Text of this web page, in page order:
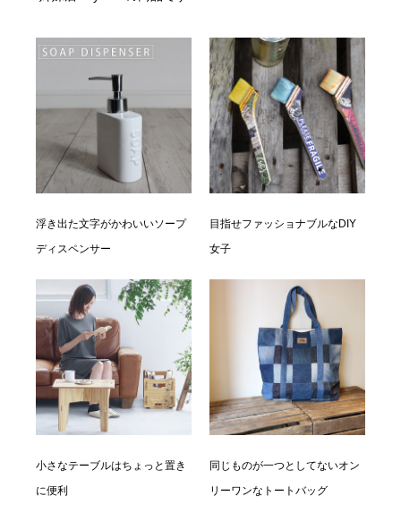
浮き出た文字がかわいいソープ
ディスペンサー
目指せファッショナブルなDIY
女子
小さなテーブルはちょっと置き
に便利
同じものが一つとしてないオン
リーワンなトートバッグ